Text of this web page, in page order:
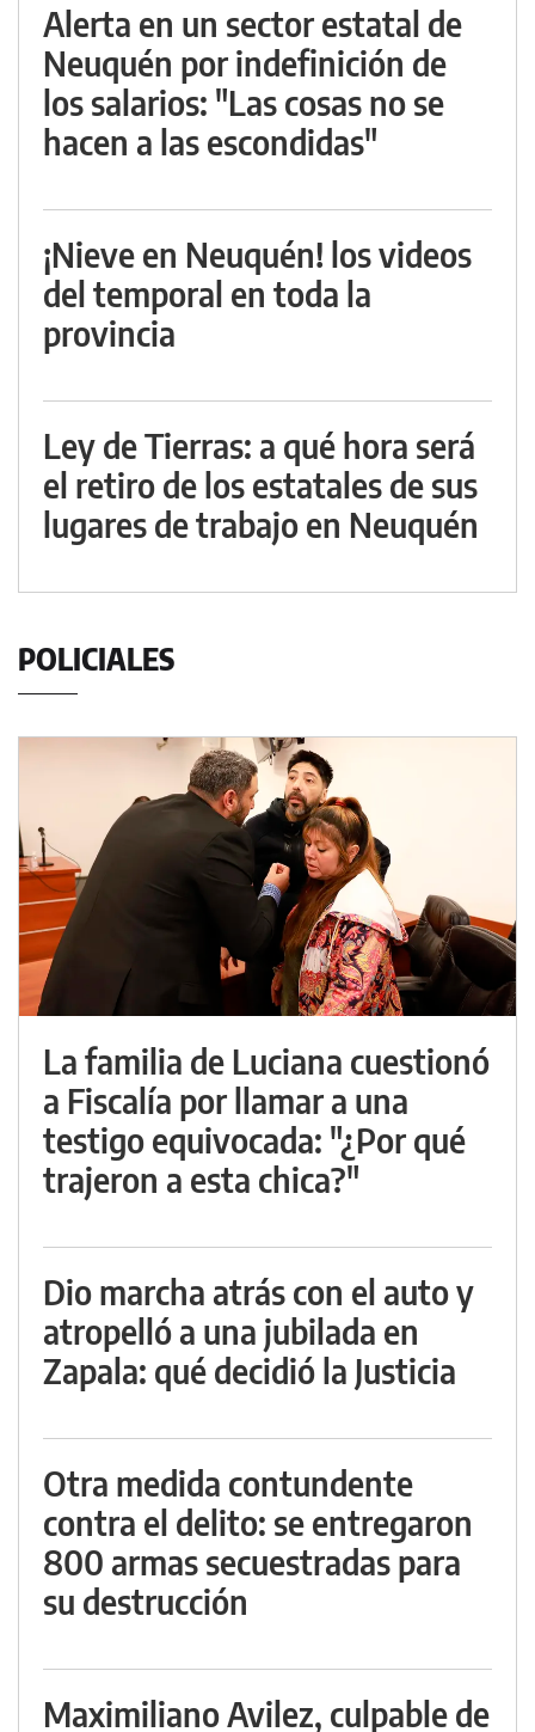
Alerta en un sector estatal de
Neuquén por indefinición de
los salarios: "Las cosas no se
hacen a las escondidas"
¡Nieve en Neuquén! los videos
del temporal en toda la
provincia
Ley de Tierras: a qué hora será
el retiro de los estatales de sus
lugares de trabajo en Neuquén
POLICIALES
La familia de Luciana cuestionó
a Fiscalía por llamar a una
testigo equivocada: "¿Por qué
trajeron a esta chica?"
Dio marcha atrás con el auto y
atropelló a una jubilada en
Zapala: qué decidió la Justicia
Otra medida contundente
contra el delito: se entregaron
800 armas secuestradas para
su destrucción
Maximiliano Avilez, culpable de